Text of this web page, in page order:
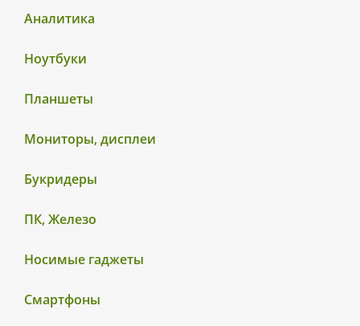
Аналитика
Ноутбуки
Планшеты
Мониторы, дисплеи
Букридеры
ПК, Железо
Носимые гаджеты
Смартфоны